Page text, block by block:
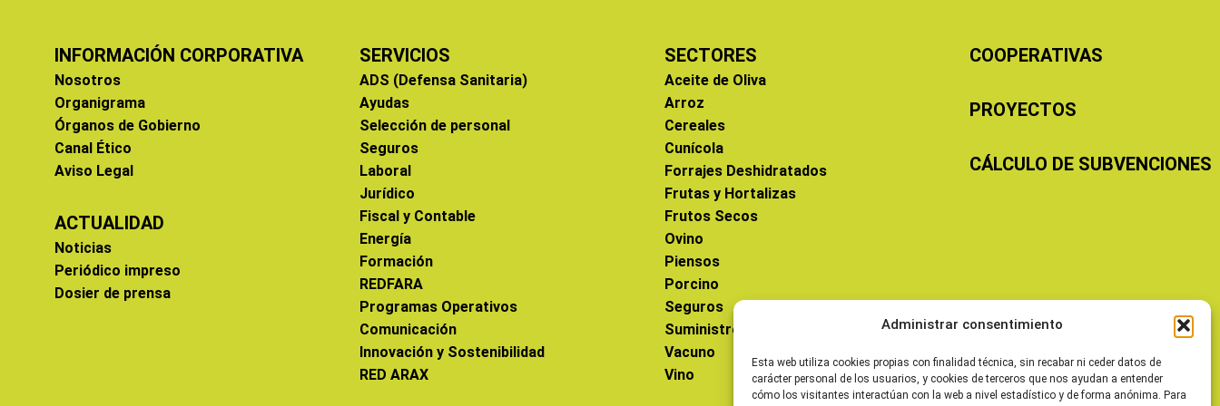
Administrar consentimiento
Esta web utiliza cookies propias con finalidad técnica, sin recabar ni ceder datos de
carácter personal de los usuarios, y cookies de terceros que nos ayudan a entender
cómo los visitantes interactúan con la web a nivel estadístico y de forma anónima. Para
INFORMACIÓN CORPORATIVA
Nosotros
Organigrama
Órganos de Gobierno
Canal Ético
Aviso Legal
ACTUALIDAD
Noticias
Periódico impreso
Dosier de prensa
SERVICIOS
ADS (Defensa Sanitaria)
Ayudas
Selección de personal
Seguros
Laboral
Jurídico
Fiscal y Contable
Energía
Formación
REDFARA
Programas Operativos
Comunicación
Innovación y Sostenibilidad
RED ARAX
SECTORES
Aceite de Oliva
Arroz
Cereales
Cunícola
Forrajes Deshidratados
Frutas y Hortalizas
Frutos Secos
Ovino
Piensos
Porcino
Seguros
Suministros
Vacuno
Vino
COOPERATIVAS
PROYECTOS
CÁLCULO DE SUBVENCIONES